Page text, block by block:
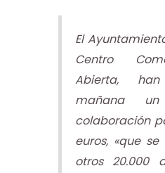
El
Centro
Abierta,
mañana
colaboración
euros, «que
otros 20.000